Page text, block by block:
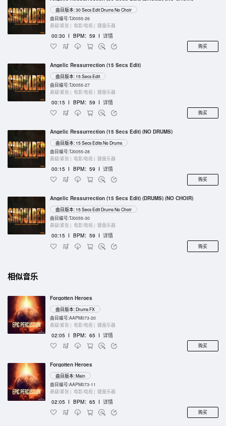
曲目版本: 30 Secs Edit Drums No Choir
曲目编号:TJ0055-26
悬疑/紧张 | 电影/电视 | 键盘乐器
00:30 I BPM：59 I 详情
购买
Angelic Ressurrection (15 Secs Edit)
曲目版本: 15 Secs Edit
曲目编号:TJ0055-27
悬疑/紧张 | 电影/电视 | 键盘乐器
00:15 I BPM：59 I 详情
购买
Angelic Ressurrection (15 Secs Edit) (NO DRUMS)
曲目版本: 15 Secs Edits No Drums
曲目编号:TJ0055-28
悬疑/紧张 | 电影/电视 | 键盘乐器
00:15 I BPM：59 I 详情
购买
Angelic Ressurrection (15 Secs Edit) (DRUMS) (NO CHOIR)
曲目版本: 15 Secs Edit Drums No Choir
曲目编号:TJ0055-30
悬疑/紧张 | 电影/电视 | 键盘乐器
00:15 I BPM：59 I 详情
购买
相似音乐
Forgotten Heroes
曲目版本: Drums FX
曲目编号:AAPM073-20
悬疑/紧张 | 电影/电视 | 键盘乐器
02:05 I BPM：65 I 详情
购买
Forgotten Heroes
曲目版本: Main
曲目编号:AAPM073-11
悬疑/紧张 | 电影/电视 | 键盘乐器
02:05 I BPM：65 I 详情
购买